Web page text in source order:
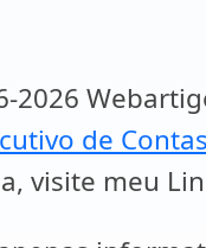
2026
de
visite meu